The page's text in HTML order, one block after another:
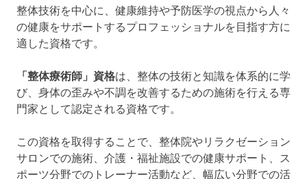
整体技術を中心に、健康維持や予防医学の視点から人々
の健康をサポートするプロフェッショナルを目指す方に
適した資格です。
「整体療術師」資格は、整体の技術と知識を体系的に学
び、 身体の歪みや不調を改善するための施術を行える専
門家として認定される資格です。
この資格を取得することで、 整体院やリラクゼーション
サロンでの施術、 介護・福祉施設での健康サポート、
ス
ポーツ分野でのトレーナー活動など、 幅広い分野での活